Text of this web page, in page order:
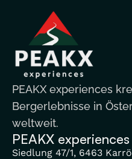
PEAKX experiences
Bergerlebnisse in
weltweit.
PEAKX experiences
Siedlung 47/1, 6463